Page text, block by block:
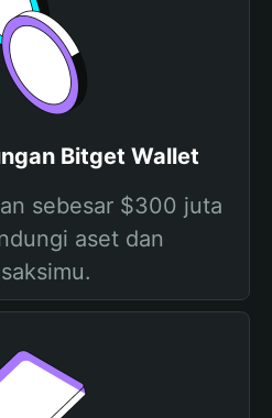
Bitget Wallet
sebesar $300 juta
aset dan